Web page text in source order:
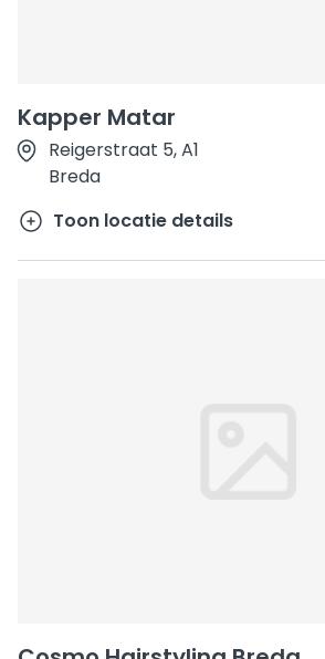
Kapper Matar
Reigerstraat 5, A1
Breda
Toon locatie details